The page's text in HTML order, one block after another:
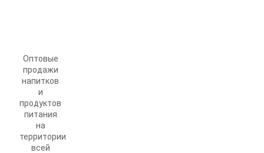
Оптовые
продажи
напитков
и
продуктов
питания
на
территории
всей